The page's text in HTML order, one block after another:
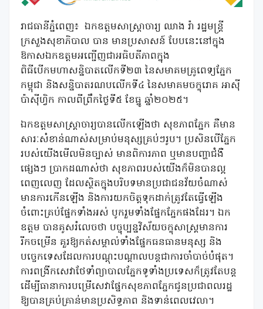
រាជធានីភ្នំពេញ៖ ឯកឧត្តមសាស្រ្តាចារ្យ ឈាង រ៉ា រដ្ឋមន្រ្តី
ក្រសួងសុខាភិបាល បាន មានប្រសាសន៍ បែបនេះនៅក្នុង
ឱកាសឯកឧត្តមអញ្ជើញជាអធិបតីភាពក្នុង
ពិធីបើកមហាសន្និបាតលើកទី២៣ នៃសមាគមគ្រូពេទ្យភ្នែក
កម្ពុជា និងសន្និបាតរណបលើកទី៤ នៃសមាគមចក្ខុរោគ អាស៊ី
ប៉ាស៊ីហ្វិក កាលពីព្រឹកថ្ងៃទី៥ ខែធ្នូ ឆ្នាំ២០២៥។
ឯកឧត្តមសាស្រ្តាចារ្យបានលើកឡើងថា សុខភាពភ្នែក គឺមាន
សារៈសំខាន់ណាស់សម្រាប់មនុស្សគ្រប់ៗរូប។ ប្រសិនបើភ្នែក
របស់យើងមើលមិនច្បាស់ មានពិការភាព ឬមានបញ្ហាជំងឺ
ផ្សេងៗ ប្រាកដណាស់ថា សុខភាពរបស់យើងក៏មិនបានល្អ
ពេញលេញ ដែលស្ថិតក្នុងបរិបទមានប្រជាជនវ័យចំណាស់
មានការកើនឡើង និងការយកចិត្តទុកដាក់ត្រូវតែធ្វើឡើង
ចំពោះគ្រប់ផ្នែកទាំងអស់ បូករួមទាំងផ្នែកភ្នែកផងដែរ។ ឯក
ឧត្តម បានគូសរំលេចថា បច្ចុប្បន្នវិស័យចក្ខុសាស្រ្តមានការ
រីកចម្រើន គួរឱ្យកត់សម្គាល់ទាំងផ្នែកធនធានមនុស្ស និង
បច្ចេកទេសដែលការបណ្តុះបណ្តាលបន្តជាការចាំបាច់បំផុត។
ការពង្រីកសេវាថែទាំព្យាបាលភ្នែកទូទាំងប្រទេសក៏ត្រូវតែបន្ត
ដើម្បីធានាការបម្រើសេវាផ្នែកសុខភាពភ្នែកជូនប្រជាពលរដ្ឋ
ឱ្យបានគ្រប់គ្រាន់មានប្រសិទ្ធភាព និងទាន់ពេលវេលា។